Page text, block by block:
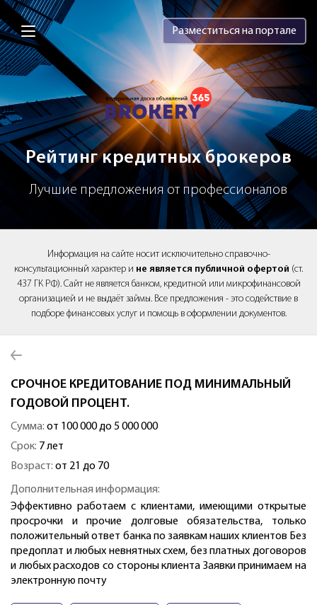
Brokery365 - Рейтинг кредитных
Разместиться на портале
Рейтинг кредитных брокеров
Лучшие предложения от профессионалов
Информация на сайте носит исключительно справочно-
консультационный характер и не является публичной офертой (ст.
437 ГК РФ). Сайт не является банком, кредитной или микрофинансовой
организацией и не выдаёт займы. Все предложения - это содействие в
подборе финансовых услуг и помощь в оформлении документов.
СРОЧНОЕ КРЕДИТОВАНИЕ ПОД МИНИМАЛЬНЫЙ
ГОДОВОЙ ПРОЦЕНТ.
Сумма: от 100 000 до 5 000 000
Срок: 7 лет
Возраст: от 21 до 70
Дополнительная информация:
Эффективно работаем с клиентами, имеющими открытые
просрочки и прочие долговые обязательства, только
положительный ответ банка по заявкам наших клиентов Без
предоплат и любых невнятных схем, без платных договоров
и любых расходов со стороны клиента Заявки принимаем на
электронную почту